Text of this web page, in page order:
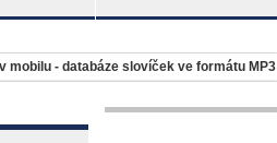
mobilu - databáze slovíček ve formátu MP3